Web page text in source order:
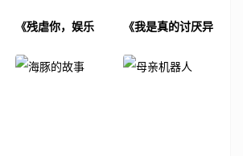
《残虐你，娱乐
《我是真的讨厌异
案